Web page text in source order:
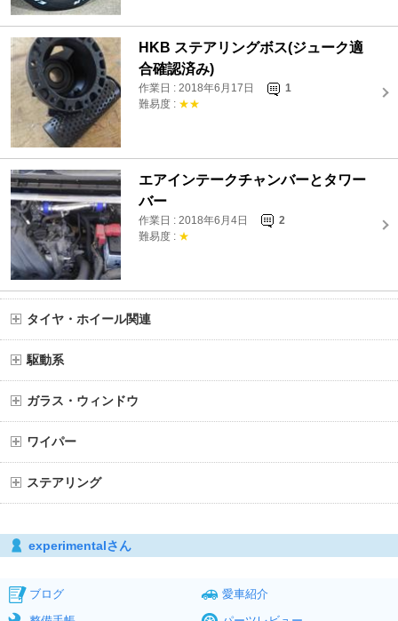
HKB ステアリングボス(ジューク適
合確認済み)
作業日 : 2018年6月17日
1
難易度 : ★★
エアインテークチャンバーとタワー
バー
作業日 : 2018年6月4日
2
難易度 : ★
タイヤ・ホイール関連
駆動系
ガラス・ウィンドウ
ワイパー
ステアリング
experimentalさん
ブログ
愛車紹介